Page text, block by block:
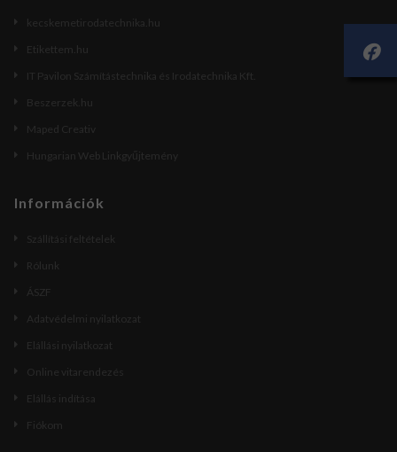
kecskemetirodatechnika.hu
Etikettem.hu
IT Pavilon Számítástechnika és Irodatechnika Kft.
Beszerzek.hu
Maped Creativ
Hungarian Web Linkgyűjtemény
Információk
Szállítási feltételek
Rólunk
ÁSZF
Adatvédelmi nyilatkozat
Elállási nyilatkozat
Online vitarendezés
Elállás indítása
Fiókom